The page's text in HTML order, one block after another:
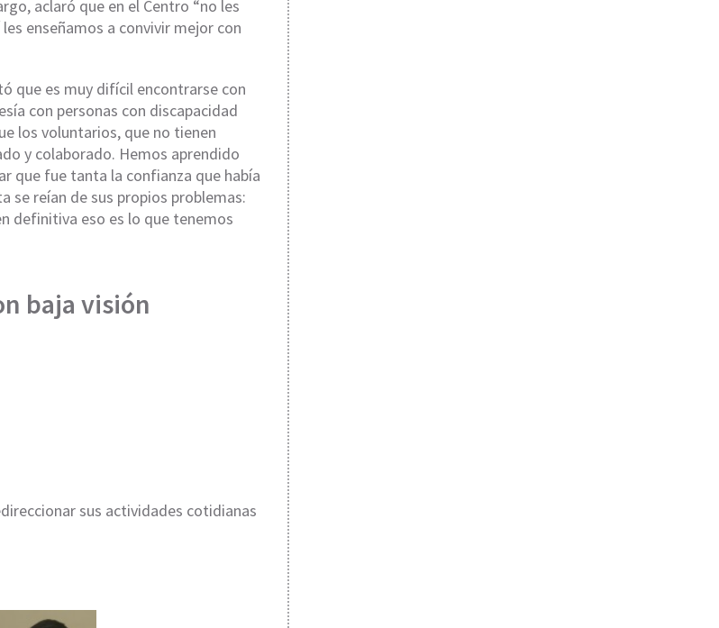
aclaró que en el Centro “no les
enseñamos a convivir mejor con
que es muy difícil encontrarse con
con personas con discapacidad
los voluntarios, que no tienen
y colaborado. Hemos aprendido
que fue tanta la confianza que había
se reían de sus propios problemas:
definitiva eso es lo que tenemos
baja visión
sus actividades cotidianas